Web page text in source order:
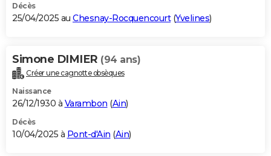
Décès
25/04/2025 au Chesnay-Rocquencourt(Yvelines)
Simone DIMIER (94 ans)
Créer une cagnotte obsèques
Naissance
26/12/1930 à Varambon (Ain)
Décès
10/04/2025 à Pont-d'Ain (Ain)